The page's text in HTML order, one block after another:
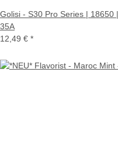
Golisi - S30 Pro Series | 18650
35A
12,49 € *